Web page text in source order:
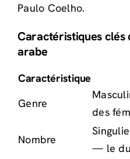
Paulo Coelho.
Caractéristiques clés
arabe
Caractéristique
Genre
Nombre
— le